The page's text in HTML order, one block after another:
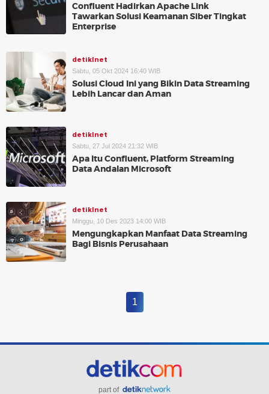
Confluent Hadirkan Apache Link
Tawarkan Solusi Keamanan Siber Tingkat
Enterprise
detikInet
Sabtu, 05 Okt 2024 16:40 WIB
Solusi Cloud Ini yang Bikin Data Streaming
Lebih Lancar dan Aman
detikInet
Sabtu, 27 Jul 2024 21:32 WIB
Apa Itu Confluent, Platform Streaming
Data Andalan Microsoft
detikInet
Minggu, 10 Des 2023 14:00 WIB
Mengungkapkan Manfaat Data Streaming
Bagi Bisnis Perusahaan
1
part of